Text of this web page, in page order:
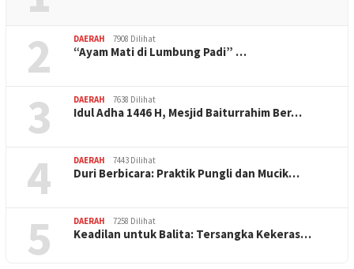
2 DAERAH 7908 Dilihat
“Ayam Mati di Lumbung Padi” …
3 DAERAH 7638 Dilihat
Idul Adha 1446 H, Mesjid Baiturrahim Ber…
4 DAERAH 7443 Dilihat
Duri Berbicara: Praktik Pungli dan Mucik…
5 DAERAH 7258 Dilihat
Keadilan untuk Balita: Tersangka Kekeras…